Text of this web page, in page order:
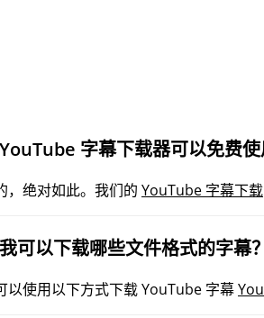
字幕下载器可以免费使
，绝对如此。我们的 YouTube 字幕下载
可以下载哪些文件格式的字幕？
以使用以下方式下载 YouTube 字幕